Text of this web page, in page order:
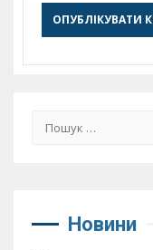
Пошук:
Новини